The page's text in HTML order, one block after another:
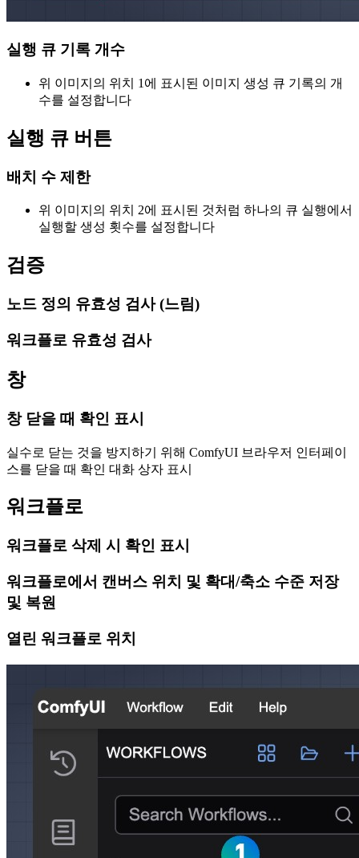
실행 큐 기록 개수
위 이미지의 위치 1에 표시된 이미지 생성 큐 기록의 개
수를 설정합니다
실행 큐 버튼
배치 수 제한
위 이미지의 위치 2에 표시된 것처럼 하나의 큐 실행에서
실행할 생성 횟수를 설정합니다
검증
노드 정의 유효성 검사 (느림)
워크플로 유효성 검사
창
창 닫을 때 확인 표시
실수로 닫는 것을 방지하기 위해 ComfyUI 브라우저 인터페이
스를 닫을 때 확인 대화 상자 표시
워크플로
워크플로 삭제 시 확인 표시
워크플로에서 캔버스 위치 및 확대/축소 수준 저장
및 복원
열린 워크플로 위치